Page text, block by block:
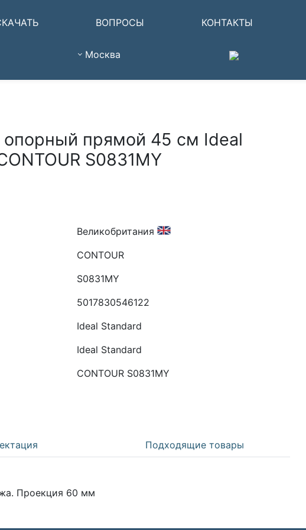
ВОПРОСЫ КОНТАКТЫ
Москва
опорный прямой 45 см Ideal
S0831MY
Великобритания
CONTOUR
S0831MY
5017830546122
Ideal Standard
Ideal Standard
CONTOUR S0831MY
Подходящие товары
Проекция 60 мм